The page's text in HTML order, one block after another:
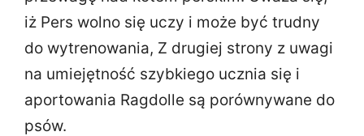
iż Pers wolno się uczy i może być trudny
do wytrenowania, Z drugiej strony z uwagi
na umiejętność szybkiego ucznia się i
aportowania Ragdolle są porównywane do
psów.